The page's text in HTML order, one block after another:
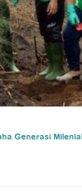
Generasi